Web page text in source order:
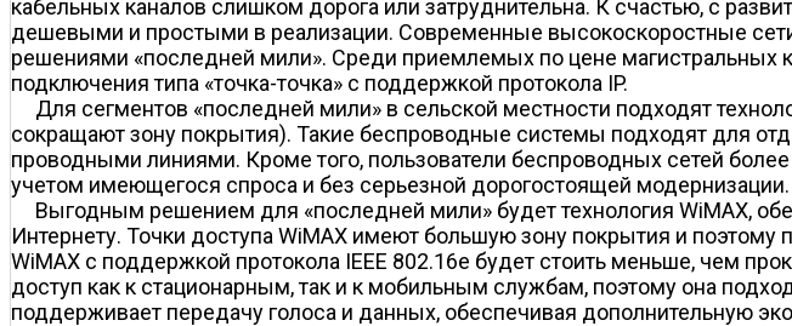
кабельных каналов слишком дорога или затруднительна. К счастью, с
дешевыми и простыми в реализации. Современные высокоскоростные
решениями «последней мили». Среди приемлемых по цене магистральных
подключения типа «точка-точка» с поддержкой протокола IP.
Для сегментов «последней мили» в сельской местности подходят
сокращают зону покрытия). Такие беспроводные системы подходят для
проводными линиями. Кроме того, пользователи беспроводных сетей
учетом имеющегося спроса и без серьезной дорогостоящей модернизации.
Выгодным решением для «последней мили» будет технология WiMAX,
Интернету. Точки доступа WiMAX имеют большую зону покрытия и
WiMAX с поддержкой протокола IEEE 802.16e будет стоить меньше, чем
доступ как к стационарным, так и к мобильным службам, поэтому она
поддерживает передачу голоса и данных, обеспечивая дополнительную